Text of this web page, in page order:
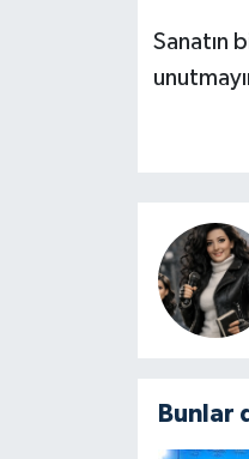
Sanatın
Bunlar